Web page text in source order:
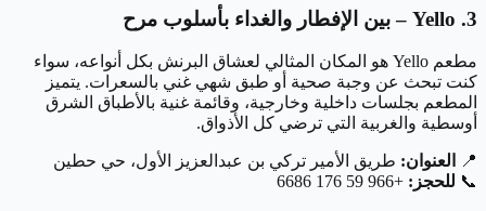
3. Yello – بين الإفطار والغداء بأسلوب مرح
مطعم Yello هو المكان المثالي لعشاق البرنش بكل أنواعه، سواء
كنت تبحث عن وجبة صحية أو طبق شهي غني بالسعرات. يتميز
المطعم بجلسات داخلية وخارجية، وقائمة غنية بالأطباق الشرق
أوسطية والغربية التي ترضي كل الأذواق.
📍 العنوان: طريق الأمير تركي بن عبدالعزيز الأول، حي حطين
📞 للحجز: +966 59 176 6686